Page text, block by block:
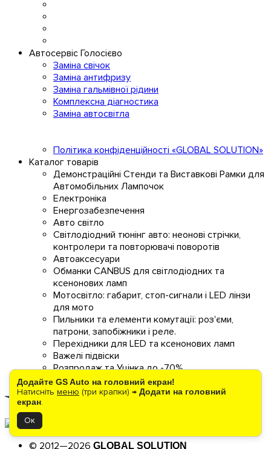
Додайте GS Auto на головний екран!
Натисніть меню (три крапки) → Додати на головний
екран.
Ок
Автосервіс Голосієво
Заміна свічок
Заміна антифризу
Заміна гальмівної рідини
Комплексна діагностика
Заміна автосвітла
Політика конфіденційності «GLOBAL SOLUTION»
Каталог товарів
Демонстраційні Стенди та Виставкові Рамки для
Автомобільних Лампочок
Електроніка
Енергозабезпечення
Авто світло
Світлодіодний тюнінг авто: неонові стрічки,
контролери та повторювачі поворотів
Автоаксесуари
Обманки CANBUS для світлодіодних та
ксенонових ламп
Мотосвітло: габарит, стоп-сигнали і LED лінзи
для мото
Пильники та елементи комутації: роз'єми,
патрони, запобіжники і реле.
Перехідники для LED та ксенонових ламп
Важелі підвіски
Розпродаж та Уцінка до -70%
Зняті з виробництва
© 2012—2026 GLOBAL SOLUTION